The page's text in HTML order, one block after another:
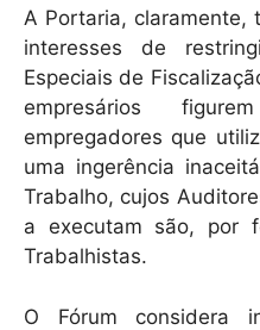
A Portaria,
interesses de
Especiais de
empresários
empregadores que
uma ingerência
Trabalho, cujos
a executam são, por
Trabalhistas.
O Fórum considera